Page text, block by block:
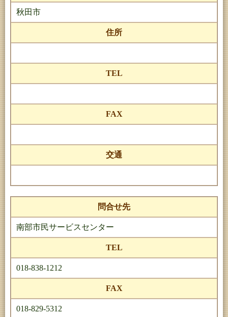
秋田市
住所
TEL
FAX
交通
問合せ先
南部市民サービスセンター
TEL
018-838-1212
FAX
018-829-5312